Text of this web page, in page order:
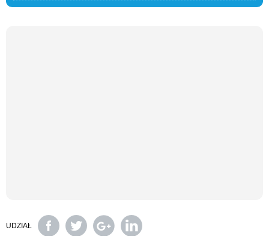
UDZIAŁ